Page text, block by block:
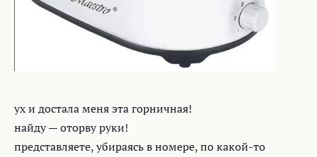
ух и достала меня эта горничная!
найду — оторву руки!
представляете, убираясь в номере, по какой-то